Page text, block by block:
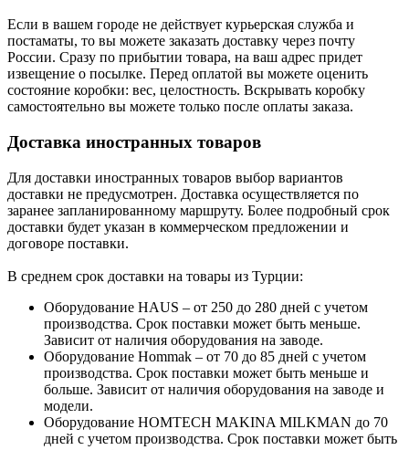
Если в вашем городе не действует курьерская служба и
постаматы, то вы можете заказать доставку через почту
России. Сразу по прибытии товара, на ваш адрес придет
извещение о посылке. Перед оплатой вы можете оценить
состояние коробки: вес, целостность. Вскрывать коробку
самостоятельно вы можете только после оплаты заказа.
Доставка иностранных товаров
Для доставки иностранных товаров выбор вариантов
доставки не предусмотрен. Доставка осуществляется по
заранее запланированному маршруту. Более подробный срок
доставки будет указан в коммерческом предложении и
договоре поставки.
В среднем срок доставки на товары из Турции:
Оборудование HAUS – от 250 до 280 дней с учетом
производства. Срок поставки может быть меньше.
Зависит от наличия оборудования на заводе.
Оборудование Hommak – от 70 до 85 дней с учетом
производства. Срок поставки может быть меньше и
больше. Зависит от наличия оборудования на заводе и
модели.
Оборудование HOMTECH MAKINA MILKMAN до 70
дней с учетом производства. Срок поставки может быть